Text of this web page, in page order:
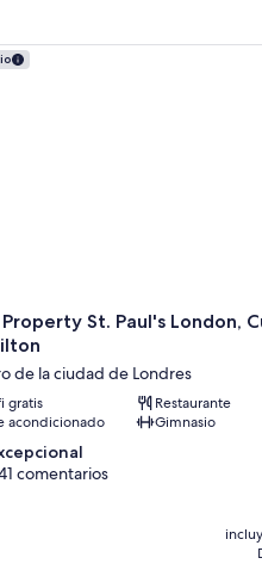
St. Paul's London,
de la ciudad de Londres
gratis
Restaurante
acondicionado
Gimnasio
comentarios
St. Paul's London,